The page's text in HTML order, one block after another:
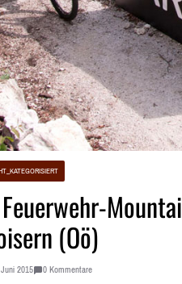
(Oö)
2015 0 Kommentare